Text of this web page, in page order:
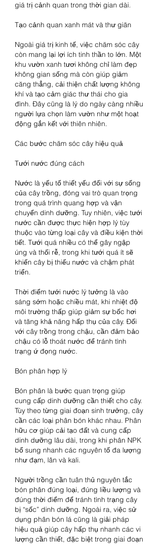
giá trị cảnh quan trong thời gian dài.
Tạo cảnh quan xanh mát và thư giãn
Ngoài giá trị kinh tế, việc chăm sóc cây
còn mang lại lợi ích tinh thần to lớn. Một
khu vườn xanh tươi không chỉ làm đẹp
không gian sống mà còn giúp giảm
căng thẳng, cải thiện chất lượng không
khí và tạo cảm giác thư thái cho gia
đình. Đây cũng là lý do ngày càng nhiều
người lựa chọn làm vườn như một hoạt
động gắn kết với thiên nhiên.
Các bước chăm sóc cây hiệu quả
Tưới nước đúng cách
Nước là yếu tố thiết yếu đối với sự sống
của cây trồng, đóng vai trò quan trọng
trong quá trình quang hợp và vận
chuyển dinh dưỡng. Tuy nhiên, việc tưới
nước cần được thực hiện hợp lý tùy
thuộc vào từng loại cây và điều kiện thời
tiết. Tưới quá nhiều có thể gây ngập
úng và thối rễ, trong khi tưới quá ít sẽ
khiến cây bị thiếu nước và chậm phát
triển.
Thời điểm tưới nước lý tưởng là vào
sáng sớm hoặc chiều mát, khi nhiệt độ
môi trường thấp giúp giảm sự bốc hơi
và tăng khả năng hấp thụ của cây. Đối
với cây trồng trong chậu, cần đảm bảo
chậu có lỗ thoát nước để tránh tình
trạng ứ đọng nước.
Bón phân hợp lý
Bón phân là bước quan trọng giúp
cung cấp dinh dưỡng cần thiết cho cây.
Tùy theo từng giai đoạn sinh trưởng, cây
cần các loại phân bón khác nhau. Phân
hữu cơ giúp cải tạo đất và cung cấp
dinh dưỡng lâu dài, trong khi phân NPK
bổ sung nhanh các nguyên tố đa lượng
như đạm, lân và kali.
Người trồng cần tuân thủ nguyên tắc
bón phân đúng loại, đúng liều lượng và
đúng thời điểm để tránh tình trạng cây
bị “sốc” dinh dưỡng. Ngoài ra, việc sử
dụng phân bón lá cũng là giải pháp
hiệu quả giúp cây hấp thụ nhanh các vi
lượng cần thiết, đặc biệt trong giai đoạn